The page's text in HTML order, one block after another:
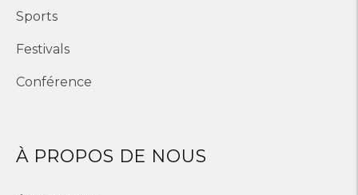
Sports
Festivals
Conférence
À PROPOS DE NOUS